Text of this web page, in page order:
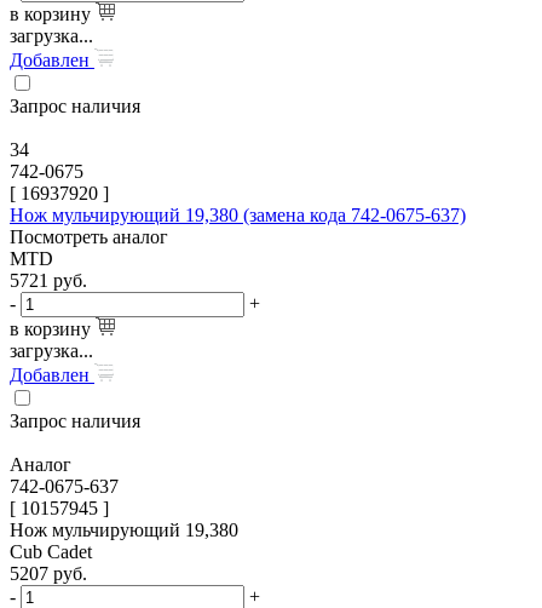
в корзину
загрузка...
Добавлен
Запрос наличия
34
742-0675
[ 16937920 ]
Нож мульчирующий 19,380 (замена кода 742-0675-637)
Посмотреть аналог
MTD
5721 руб.
-
+
в корзину
загрузка...
Добавлен
Запрос наличия
Аналог
742-0675-637
[ 10157945 ]
Нож мульчирующий 19,380
Cub Cadet
5207 руб.
-
+